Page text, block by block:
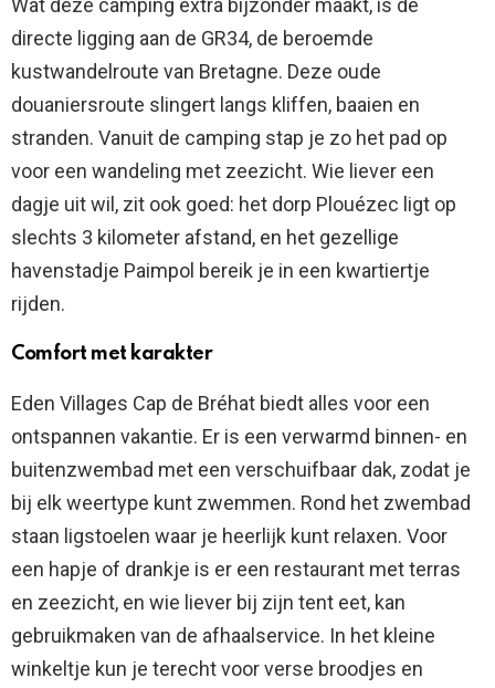
Wat deze camping extra bijzonder maakt, is de
directe ligging aan de GR34, de beroemde
kustwandelroute van Bretagne. Deze oude
douaniersroute slingert langs kliffen, baaien en
stranden. Vanuit de camping stap je zo het pad op
voor een wandeling met zeezicht. Wie liever een
dagje uit wil, zit ook goed: het dorp Plouézec ligt op
slechts 3 kilometer afstand, en het gezellige
havenstadje Paimpol bereik je in een kwartiertje
rijden.
Comfort met karakter
Eden Villages Cap de Bréhat biedt alles voor een
ontspannen vakantie. Er is een verwarmd binnen- en
buitenzwembad met een verschuifbaar dak, zodat je
bij elk weertype kunt zwemmen. Rond het zwembad
staan ligstoelen waar je heerlijk kunt relaxen. Voor
een hapje of drankje is er een restaurant met terras
en zeezicht, en wie liever bij zijn tent eet, kan
gebruikmaken van de afhaalservice. In het kleine
winkeltje kun je terecht voor verse broodjes en